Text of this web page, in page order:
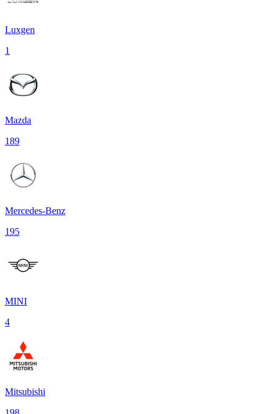
Luxgen
1
Mazda
189
Mercedes-Benz
195
MINI
4
Mitsubishi